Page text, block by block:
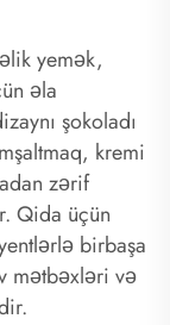
yemək,
əla
şokoladı
kremi
zərif
Qida üçün
birbaşa
mətbəxləri və